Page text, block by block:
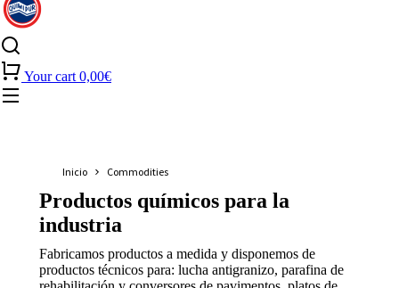
Your cart 0,00€
Estás aquí:
Inicio Commodities
Productos químicos para la
industria
Fabricamos productos a medida y disponemos de
productos técnicos para: lucha antigranizo, parafina de